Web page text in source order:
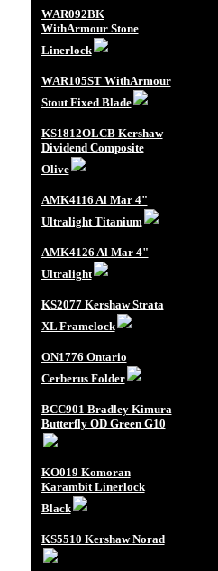
WAR092BK
WithArmour Stone
Linerlock
WAR105ST WithArmour
Stout Fixed Blade
KS1812OLCB Kershaw
Dividend Composite
Olive
AMK4116 Al Mar 4"
Ultralight Titanium
AMK4126 Al Mar 4"
Ultralight
KS2077 Kershaw Strata
XL Framelock
ON1776 Ontario
Cerberus Folder
BCC901 Bradley Kimura
Butterfly OD Green G10
KO019 Komoran
Karambit Linerlock
Black
KS5510 Kershaw Norad